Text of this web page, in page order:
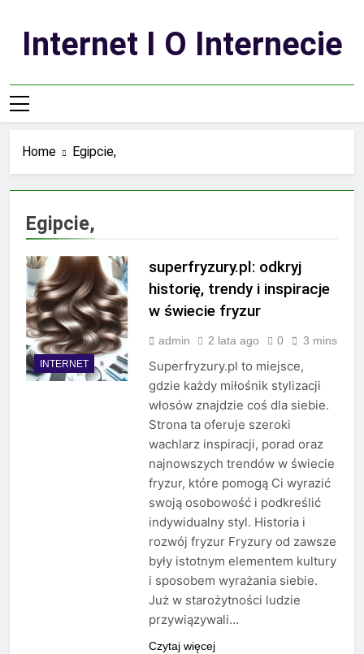
contentInternet I O Internecie
Home Egipcie,
Egipcie,
INTERNET
superfryzury.pl: odkryj
historię, trendy i inspiracje
w świecie fryzur
admin 2 lata ago 0 3 mins
Superfryzury.pl to miejsce,
gdzie każdy miłośnik stylizacji
włosów znajdzie coś dla siebie.
Strona ta oferuje szeroki
wachlarz inspiracji, porad oraz
najnowszych trendów w świecie
fryzur, które pomogą Ci wyrazić
swoją osobowość i podkreślić
indywidualny styl. Historia i
rozwój fryzur Fryzury od zawsze
były istotnym elementem kultury
i sposobem wyrażania siebie.
Już w starożytności ludzie
przywiązywali…
Czytaj więcej